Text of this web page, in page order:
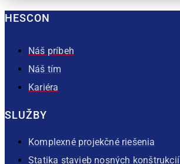
HESCON
Náš príbeh
Náš tím
Kariéra
SLUŽBY
Komplexné projekčné riešenia
Statika stavieb nosných konštrukcií